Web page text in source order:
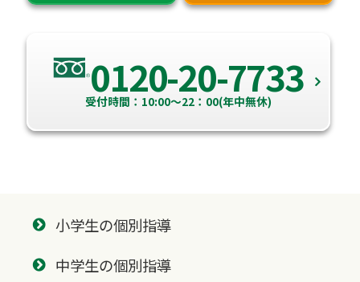
0120-20-7733
受付時間：10:00～22：00(年中無休)
小学生の個別指導
中学生の個別指導